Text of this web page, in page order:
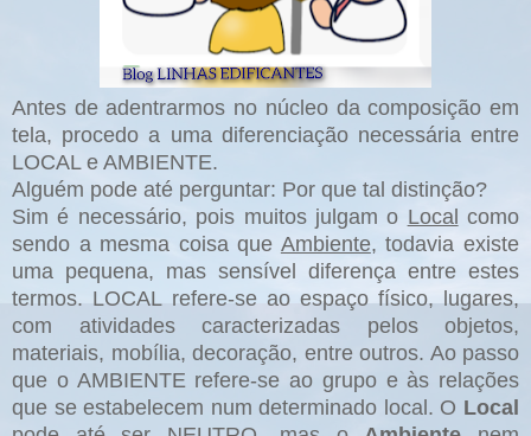
Antes de adentrarmos no núcleo da composição em
tela, procedo a uma diferenciação necessária entre
LOCAL e AMBIENTE.
Alguém pode até perguntar: Por que tal distinção?
Sim é necessário, pois muitos julgam o Local como
sendo a mesma coisa que Ambiente, todavia existe
uma pequena, mas sensível diferença entre estes
termos. LOCAL refere-se ao espaço físico, lugares,
com atividades caracterizadas pelos objetos,
materiais, mobília, decoração, entre outros. Ao passo
que o AMBIENTE refere-se ao grupo e às relações
que se estabelecem num determinado local. O Local